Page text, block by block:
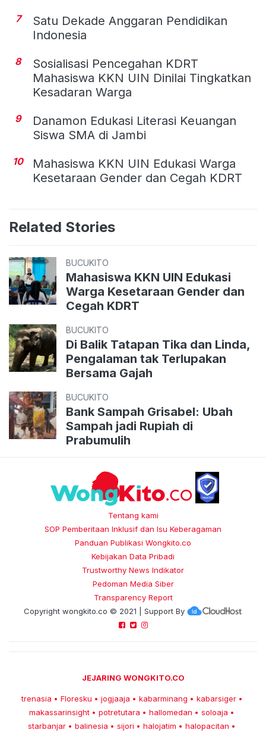
7
Satu Dekade Anggaran Pendidikan
Indonesia
8
Sosialisasi Pencegahan KDRT
Mahasiswa KKN UIN Dinilai Tingkatkan
Kesadaran Warga
9
Danamon Edukasi Literasi Keuangan
Siswa SMA di Jambi
10
Mahasiswa KKN UIN Edukasi Warga
Kesetaraan Gender dan Cegah KDRT
Related Stories
BUCUKITO
Mahasiswa KKN UIN Edukasi
Warga Kesetaraan Gender dan
Cegah KDRT
BUCUKITO
Di Balik Tatapan Tika dan Linda,
Pengalaman tak Terlupakan
Bersama Gajah
BUCUKITO
Bank Sampah Grisabel: Ubah
Sampah jadi Rupiah di
Prabumulih
Tentang kami
SOP Pemberitaan Inklusif dan Isu Keberagaman
Panduan Publikasi Wongkito.co
Kebijakan Data Pribadi
Trustworthy News Indikator
Pedoman Media Siber
Transparency Report
Copyright wongkito.co © 2021 | Support By
JEJARING WONGKITO.CO
trenasia • Floresku • jogjaaja • kabarminang • kabarsiger •
makassarinsight • potretutara • hallomedan • soloaja •
starbanjar • balinesia • sijori • halojatim • halopacitan •